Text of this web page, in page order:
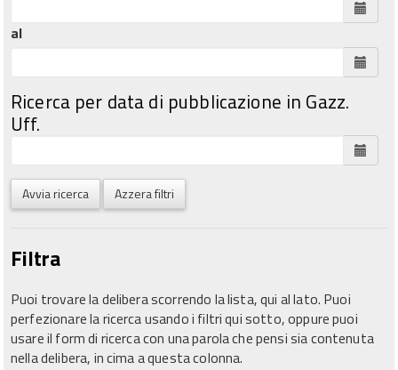
al
Ricerca per data di pubblicazione in Gazz.
Uff.
Avvia ricerca Azzera filtri
Filtra
Puoi trovare la delibera scorrendo la lista, qui al lato. Puoi
perfezionare la ricerca usando i filtri qui sotto, oppure puoi
usare il form di ricerca con una parola che pensi sia contenuta
nella delibera, in cima a questa colonna.